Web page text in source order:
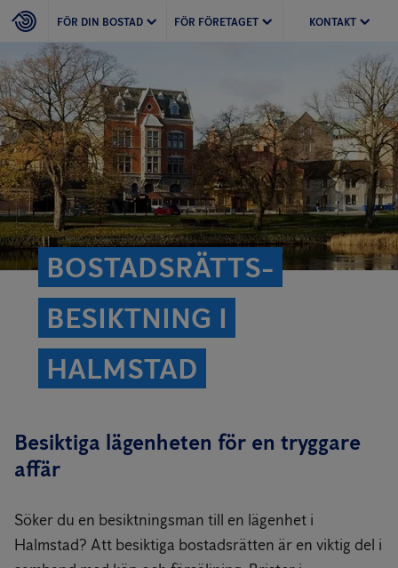
FÖR DIN BOSTAD FÖR FÖRETAGET KONTAKT
BOSTADSRÄTTS­
BESIKTNING I
HALMSTAD
Besiktiga lägenheten för en tryggare
affär
Söker du en besiktningsman till en lägenhet i
Halmstad? Att besiktiga bostadsrätten är en viktig del i